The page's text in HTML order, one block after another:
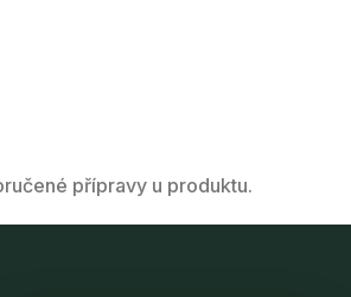
přípravy u produktu.